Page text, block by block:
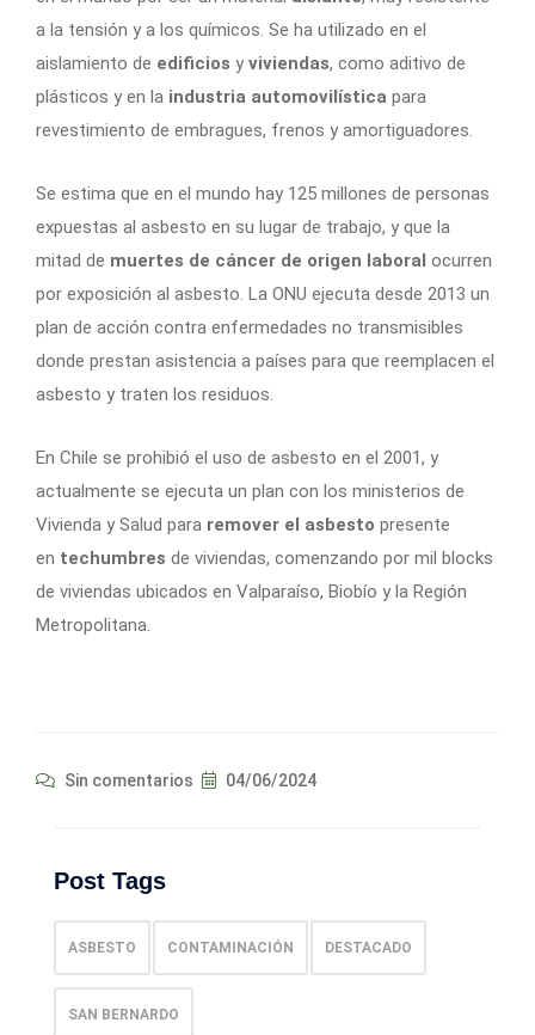
a la tensión y a los químicos. Se ha utilizado en el
aislamiento de edificios y viviendas, como aditivo de
plásticos y en la industria automovilística para
revestimiento de embragues, frenos y amortiguadores.
Se estima que en el mundo hay 125 millones de personas
expuestas al asbesto en su lugar de trabajo, y que la
mitad de muertes de cáncer de origen laboral ocurren
por exposición al asbesto. La ONU ejecuta desde 2013 un
plan de acción contra enfermedades no transmisibles
donde prestan asistencia a países para que reemplacen el
asbesto y traten los residuos.
En Chile se prohibió el uso de asbesto en el 2001, y
actualmente se ejecuta un plan con los ministerios de
Vivienda y Salud para remover el asbesto presente
en techumbres de viviendas, comenzando por mil blocks
de viviendas ubicados en Valparaíso, Biobío y la Región
Metropolitana.
Sin comentarios 04/06/2024
Post Tags
ASBESTO CONTAMINACIÓN DESTACADO
SAN BERNARDO